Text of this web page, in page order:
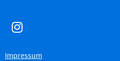
Impressum